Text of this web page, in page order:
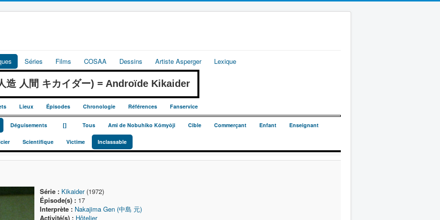
Séries Films COSAA Dessins Artiste Asperger Lexique
人間 キカイダー) = Androïde Kikaider
Lieux Épisodes Chronologie Références Fanservice
Déguisements [] Tous Ami de Nobuhiko Kômyôji Cible Commerçant Enfant Enseignant
Scientifique Victime Inclassable
Série : Kikaider(1972)
Épisode(s) : 17
Interprète : Nakajima Gen (中島 元)
Activité(s) : Hôtelier